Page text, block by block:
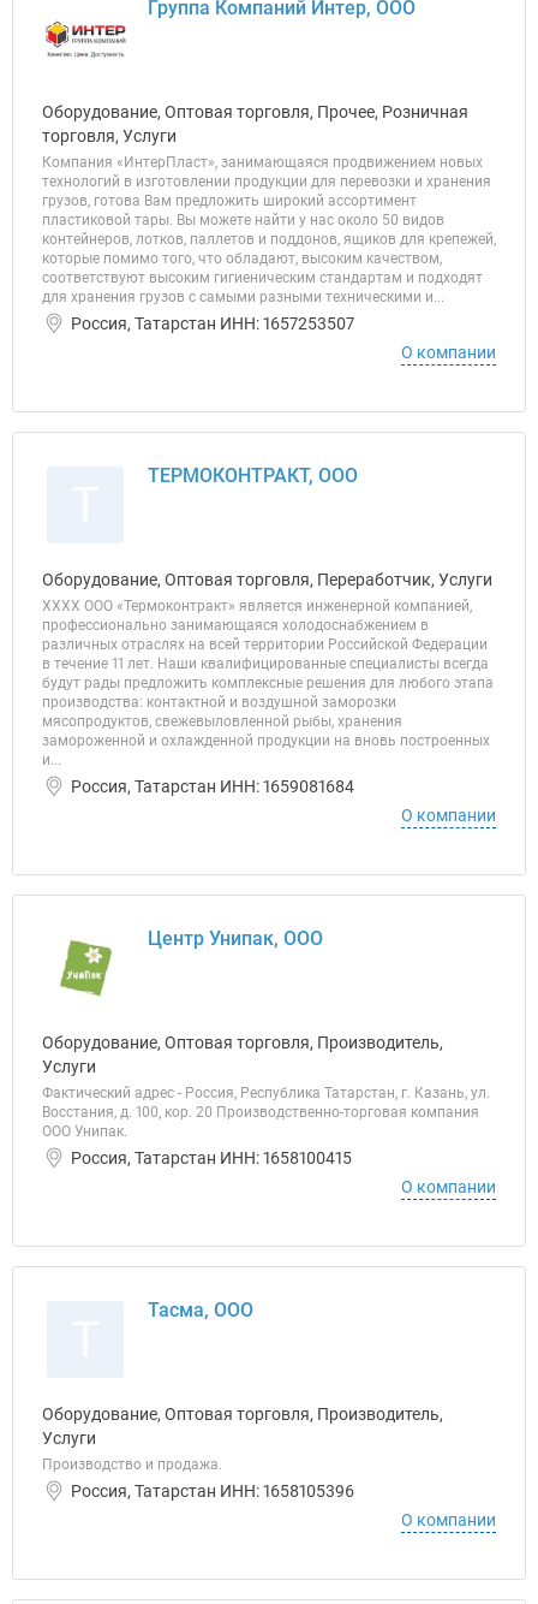
Группа Компаний Интер, ООО
Оборудование, Оптовая торговля, Прочее, Розничная
торговля, Услуги
Компания «ИнтерПласт», занимающаяся продвижением новых
технологий в изготовлении продукции для перевозки и хранения
грузов, готова Вам предложить широкий ассортимент
пластиковой тары. Вы можете найти у нас около 50 видов
контейнеров, лотков, паллетов и поддонов, ящиков для крепежей,
которые помимо того, что обладают, высоким качеством,
соответствуют высоким гигиеническим стандартам и подходят
для хранения грузов с самыми разными техническими и...
Россия, Татарстан ИНН: 1657253507
О компании
ТЕРМОКОНТРАКТ, ООО
Оборудование, Оптовая торговля, Переработчик, Услуги
ХХХХ ООО «Термоконтракт» является инженерной компанией,
профессионально занимающаяся холодоснабжением в
различных отраслях на всей территории Российской Федерации
в течение 11 лет. Наши квалифицированные специалисты всегда
будут рады предложить комплексные решения для любого этапа
производства: контактной и воздушной заморозки
мясопродуктов, свежевыловленной рыбы, хранения
замороженной и охлажденной продукции на вновь построенных
и...
Россия, Татарстан ИНН: 1659081684
О компании
Центр Унипак, ООО
Оборудование, Оптовая торговля, Производитель,
Услуги
Фактический адрес - Россия, Республика Татарстан, г. Казань, ул.
Восстания, д. 100, кор. 20 Производственно-торговая компания
ООО Унипак.
Россия, Татарстан ИНН: 1658100415
О компании
Тасма, ООО
Оборудование, Оптовая торговля, Производитель,
Услуги
Производство и продажа.
Россия, Татарстан ИНН: 1658105396
О компании